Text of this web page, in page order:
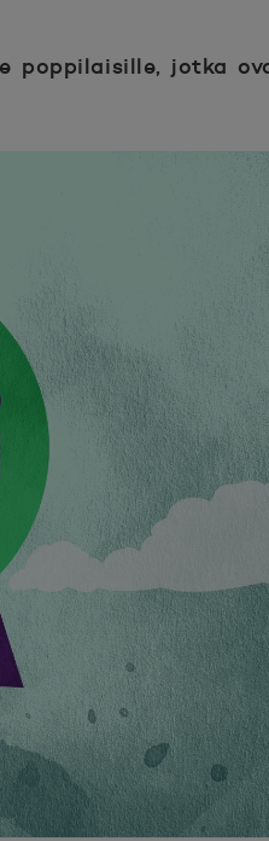
poppilaisille, jotka